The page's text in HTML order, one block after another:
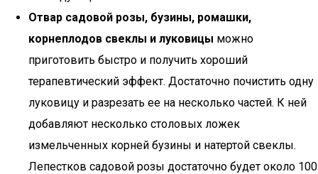
Отвар садовой розы, бузины, ромашки,
корнеплодов свеклы и луковицы можно
приготовить быстро и получить хороший
терапевтический эффект. Достаточно почистить одну
луковицу и разрезать ее на несколько частей. К ней
добавляют несколько столовых ложек
измельченных корней бузины и натертой свеклы.
Лепестков садовой розы достаточно будет около 100